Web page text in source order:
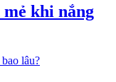
mẻ khi nắng